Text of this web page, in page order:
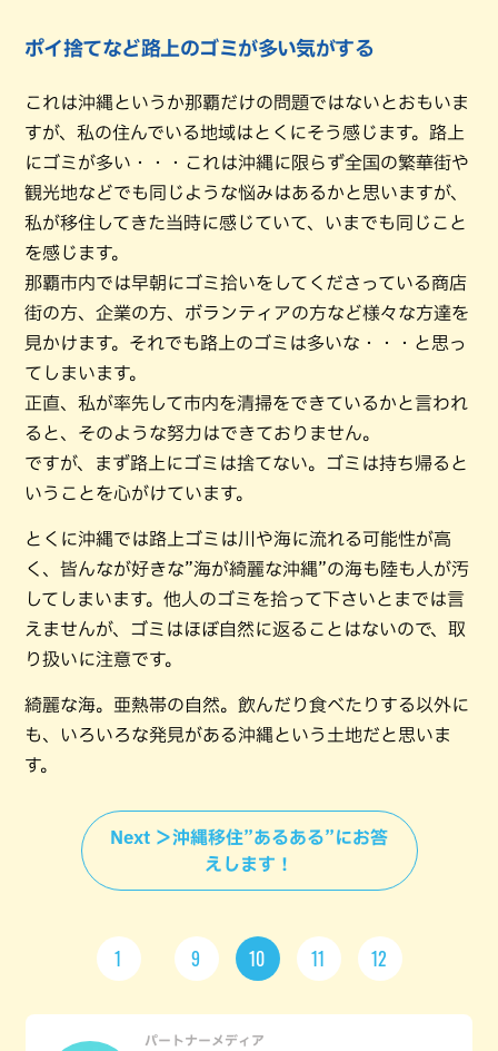
ポイ捨てなど路上のゴミが多い気がする
これは沖縄というか那覇だけの問題ではないとおもいま
すが、私の住んでいる地域はとくにそう感じます。路上
にゴミが多い・・・これは沖縄に限らず全国の繁華街や
観光地などでも同じような悩みはあるかと思いますが、
私が移住してきた当時に感じていて、いまでも同じこと
を感じます。
那覇市内では早朝にゴミ拾いをしてくださっている商店
街の方、企業の方、ボランティアの方など様々な方達を
見かけます。それでも路上のゴミは多いな・・・と思っ
てしまいます。
正直、私が率先して市内を清掃をできているかと言われ
ると、そのような努力はできておりません。
ですが、まず路上にゴミは捨てない。ゴミは持ち帰ると
いうことを心がけています。
とくに沖縄では路上ゴミは川や海に流れる可能性が高
く、皆んなが好きな”海が綺麗な沖縄”の海も陸も人が汚
してしまいます。他人のゴミを拾って下さいとまでは言
えませんが、ゴミはほぼ自然に返ることはないので、取
り扱いに注意です。
綺麗な海。亜熱帯の自然。飲んだり食べたりする以外に
も、いろいろな発見がある沖縄という土地だと思いま
す。
Next ＞沖縄移住”あるある”にお答
えします！
1 9 10 11 12
パートナーメディア